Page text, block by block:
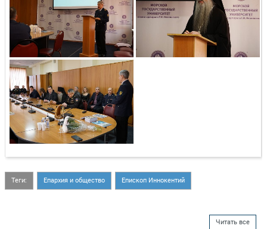
Теги: Епархия и общество Епископ Иннокентий
Читать все